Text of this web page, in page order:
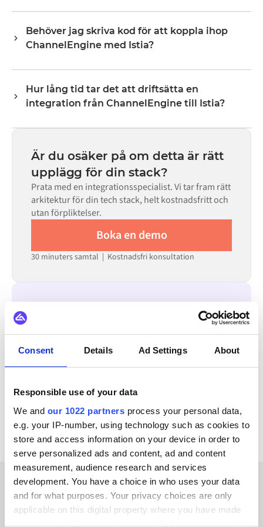
Consent Details Ad Settings About
Responsible use of your data
We and our 1022 partners process your personal data,
e.g. your IP-number, using technology such as cookies to
store and access information on your device in order to
serve personalized ads and content, ad and content
measurement, audience research and services
development. You have a choice in who uses your data
and for what purposes. Your privacy choices are only
applicable on this digital property where you have made
your choices. You can change or withdraw your consent
inkluderar poster som ordrar, produkter, kunder,
lagernivåer, priser och statusuppdateringar. Alumios
data anländer i det format som varje system förväntar
Behöver jag skriva kod för att koppla ihop
ChannelEngine med Istia?
Marketplace konfigurerar du integrationen via ett visuellt
gränssnitt utan att skriva egen kod, inklusive
kod finns tillgänglig i de fall där konfigurationen inte
Hur lång tid tar det att driftsätta en
integration från ChannelEngine till Istia?
beroende på komplexiteten i datamappningen, antalet
flöden som krävs och din interna granskningsprocess.
För många system finns färdiga kopplingar tillgängliga i
Alumio Marketplace, vilket avsevärt minskar
installationstiden.
Är du osäker på om detta är rätt
upplägg för din stack?
Prata med en integrationsspecialist. Vi tar fram rätt
arkitektur för din tech stack, helt kostnadsfritt och
utan förpliktelser.
Boka en demo
30 minuters samtal | Kostnadsfri konsultation
ChannelEngine Virto Commerce
Zoho CRM
WooCommerce
WordPress
Wix
Amazon Shipping
Centra
Se alla Istia-integrationer
KUNDBERÄTTELSER